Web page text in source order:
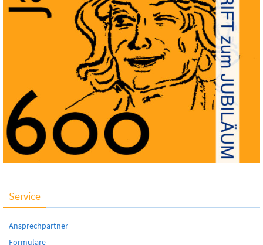
Service
Ansprechpartner
Formulare